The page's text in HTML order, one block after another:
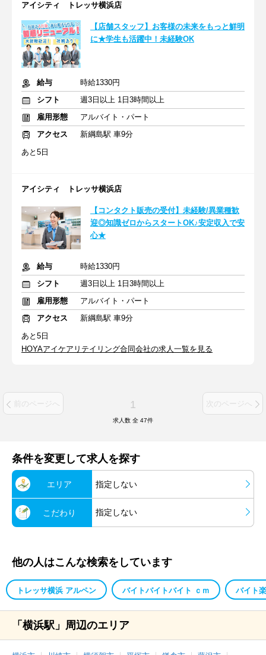
アイシティ トレッサ横浜店
【店舗スタッフ】お客様の未来をもっと鮮明
に★学生も活躍中！未経験OK
給与
時給1330円
シフト
週3日以上 1日3時間以上
雇用形態
アルバイト・パート
アクセス
新綱島駅 車9分
あと5日
アイシティ トレッサ横浜店
【コンタクト販売の受付】未経験/異業種歓
迎◎知識ゼロからスタートOK♪安定収入で安
心★
給与
時給1330円
シフト
週3日以上 1日3時間以上
雇用形態
アルバイト・パート
アクセス
新綱島駅 車9分
あと5日
HOYAアイケアリテイリング合同会社の求人一覧を見る
前のページへ 1 次のページへ
求人数 全 47件
条件を変更して求人を探す
エリア 指定しない
こだわり 指定しない
他の人はこんな検索をしています
トレッサ横浜 アルペン バイトバイトバイト ｃｍ バイト
「横浜駅」周辺のエリア